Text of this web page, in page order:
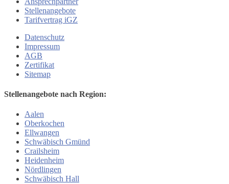
Stellenangebote
Tarifvertrag iGZ
Datenschutz
Impressum
AGB
Zertifikat
Sitemap
Stellenangebote nach Region:
Aalen
Oberkochen
Ellwangen
Schwäbisch Gmünd
Crailsheim
Heidenheim
Nördlingen
Schwäbisch Hall